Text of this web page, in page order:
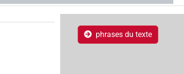
phrases du texte